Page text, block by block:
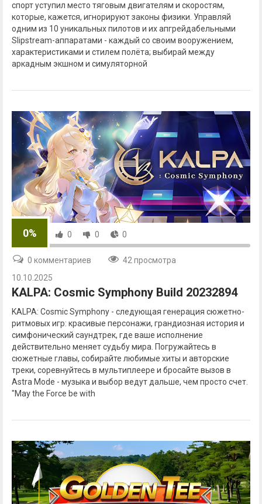
спорт уступил место тяговым двигателям и скоростям,
которые, кажется, игнорируют законы физики. Управляй
одним из 10 уникальных пилотов и их апгрейдабельными
Slipstream-аппаратами - каждый со своим вооружением,
характеристиками и стилем полёта; выбирай между
аркадным экшном и симуляторной
0% 0 0 0
0 комментариев
42 просмотра
10.10.2025
KALPA: Cosmic Symphony Build 20232894
KALPA: Cosmic Symphony - следующая генерация сюжетно-
ритмовых игр: красивые персонажи, грандиозная история и
симфонический саундтрек, где ваше исполнение
действительно меняет судьбу мира. Погружайтесь в
сюжетные главы, собирайте любимые хиты и авторские
треки, соревнуйтесь в мультиплеере и бросайте вызов в
Astra Mode - музыка и выбор ведут дальше, чем просто счет.
"May the Force be with